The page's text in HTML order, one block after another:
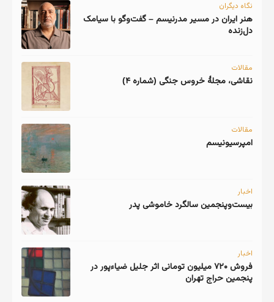
نگاه دیگران
هنر ایران در مسیر مدرنیسم – گفت‌وگو با سیامک
دل‌زنده
مقالات
نقاشی، مجلهٔ خروس جنگی (شماره ۴)
مقالات
امپرسیونیسم
اخبار
اخبار
فروش ۷۲۰ میلیون تومانی اثر جلیل ضیاءپور در
پنجمین حراج تهران